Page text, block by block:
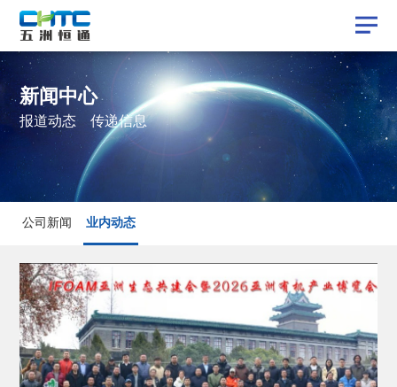
新闻中心
报道动态 传递信息
公司新闻 业内动态